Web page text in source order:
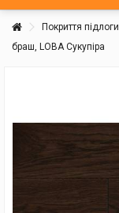
Покриття підлоги
браш, LOBA Сукупіра